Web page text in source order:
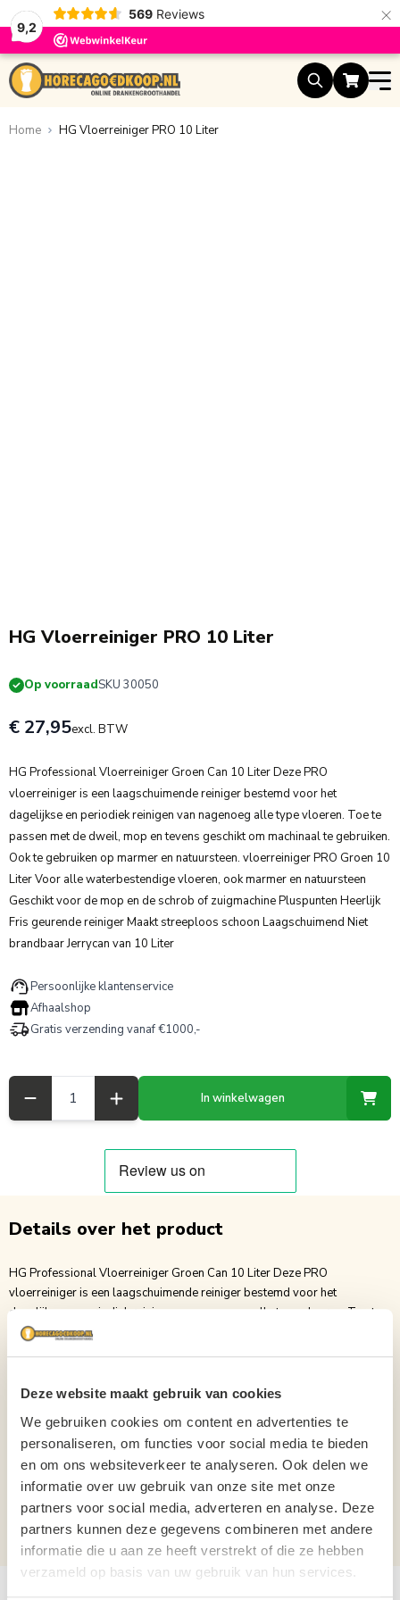
9,2
569 Reviews ×
Deze website maakt gebruik van cookies
We gebruiken cookies om content en advertenties te
personaliseren, om functies voor social media te bieden
en om ons websiteverkeer te analyseren. Ook delen we
informatie over uw gebruik van onze site met onze
partners voor social media, adverteren en analyse. Deze
partners kunnen deze gegevens combineren met andere
informatie die u aan ze heeft verstrekt of die ze hebben
verzameld op basis van uw gebruik van hun services.
Ga naar de inhoud
Home HG Vloerreiniger PRO 10 Liter
HG Vloerreiniger PRO 10 Liter
Op voorraadSKU 30050
€ 27,95excl. BTW
HG Professional Vloerreiniger Groen Can 10 Liter Deze PRO
vloerreiniger is een laagschuimende reiniger bestemd voor het
dagelijkse en periodiek reinigen van nagenoeg alle type vloeren. Toe te
passen met de dweil, mop en tevens geschikt om machinaal te gebruiken.
Ook te gebruiken op marmer en natuursteen. vloerreiniger PRO Groen 10
Liter Voor alle waterbestendige vloeren, ook marmer en natuursteen
Geschikt voor de mop en de schrob of zuigmachine Pluspunten Heerlijk
Fris geurende reiniger Maakt streeploos schoon Laagschuimend Niet
brandbaar Jerrycan van 10 Liter
Persoonlijke klantenservice
Afhaalshop
Gratis verzending vanaf €1000,-
In winkelwagen
Details over het product
HG Professional Vloerreiniger Groen Can 10 Liter Deze PRO
vloerreiniger is een laagschuimende reiniger bestemd voor het
dagelijkse en periodiek reinigen van nagenoeg alle type vloeren. Toe te
passen met de dweil, mop en tevens geschikt om machinaal te gebruiken.
Geschikt voor de mop en de schrob of zuigmachine Pluspunten Heerlijk
brandbaar Jerrycan van 10 Liter
Verpakking Tank
Aantal per verpakking 1